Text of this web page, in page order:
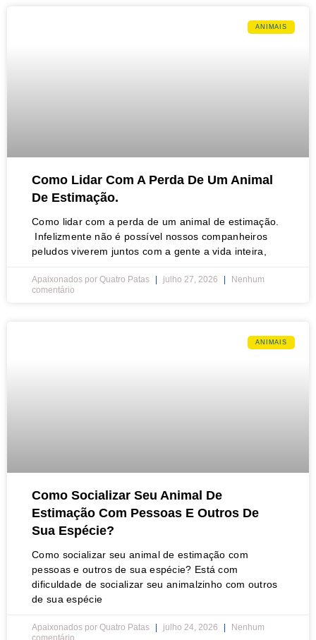
ANIMAIS
Como Lidar Com A Perda De Um Animal
De Estimação.
Como lidar com a perda de um animal de estimação.
Infelizmente não é possível nossos companheiros
peludos viverem juntos com a gente a vida inteira,
Apaixonados por Quatro Patas julho 27, 2026
Nenhum
comentário
ANIMAIS
Como Socializar Seu Animal De
Estimação Com Pessoas E Outros De
Sua Espécie?
Como socializar seu animal de estimação com
pessoas e outros de sua espécie? Está com
dificuldade de socializar seu animalzinho com outros
de sua espécie
Apaixonados por Quatro Patas julho 24, 2026
Nenhum
comentário